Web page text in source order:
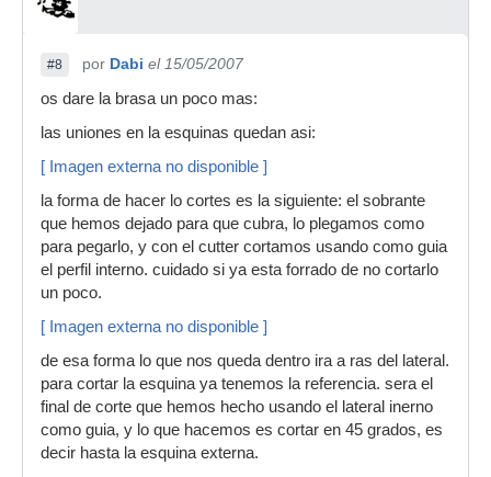
#8 por Dabi el 15/05/2007
os dare la brasa un poco mas:
las uniones en la esquinas quedan asi:
[ Imagen externa no disponible ]
la forma de hacer lo cortes es la siguiente: el sobrante
que hemos dejado para que cubra, lo plegamos como
para pegarlo, y con el cutter cortamos usando como guia
el perfil interno. cuidado si ya esta forrado de no cortarlo
un poco.
[ Imagen externa no disponible ]
de esa forma lo que nos queda dentro ira a ras del lateral.
para cortar la esquina ya tenemos la referencia. sera el
final de corte que hemos hecho usando el lateral inerno
como guia, y lo que hacemos es cortar en 45 grados, es
decir hasta la esquina externa.